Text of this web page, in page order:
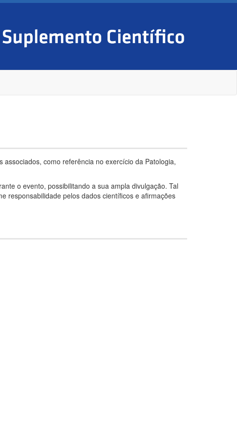
como referência no exercício da Patologia,
o evento, possibilitando a sua ampla divulgação. Tal
responsabilidade pelos dados científicos e afirmações